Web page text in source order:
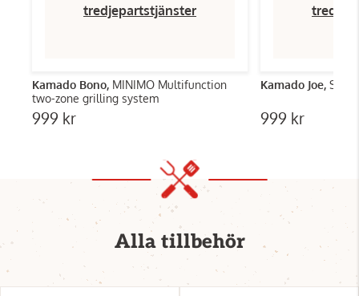
tredjepartstjänster
Kamado Bono, MINIMO Multifunction
two-zone grilling system
999 kr
Kamado Joe,
999 kr
Alla tillbehör